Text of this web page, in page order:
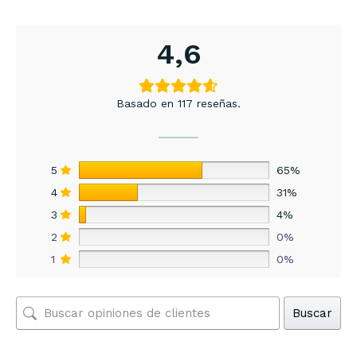
4,6
Basado en 117 reseñas.
5
65%
4
31%
3
4%
2
0%
1
0%
Buscar